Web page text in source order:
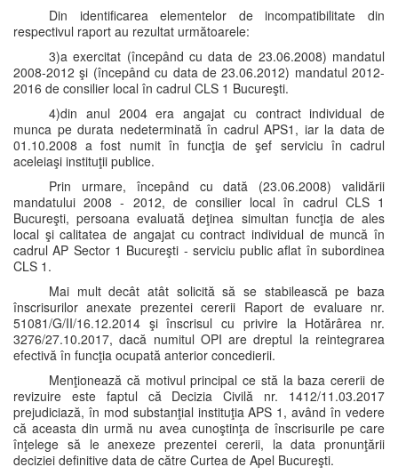
Din identificarea elementelor de incompatibilitate din
respectivul raport au rezultat următoarele:
3)a exercitat (începând cu data de 23.06.2008) mandatul
2008-2012 şi (începând cu data de 23.06.2012) mandatul 2012-
2016 de consilier local în cadrul CLS 1 Bucureşti.
4)din anul 2004 era angajat cu contract individual de
munca pe durata nedeterminată în cadrul APS1, iar la data de
01.10.2008 a fost numit în funcţia de şef serviciu în cadrul
aceleiaşi instituţii publice.
Prin urmare, începând cu dată (23.06.2008) validării
mandatului 2008 - 2012, de consilier local în cadrul CLS 1
Bucureşti, persoana evaluată deţinea simultan funcţia de ales
local şi calitatea de angajat cu contract individual de muncă în
cadrul AP Sector 1 Bucureşti - serviciu public aflat în subordinea
CLS 1.
Mai mult decât atât solicită să se stabilească pe baza
înscrisurilor anexate prezentei cererii Raport de evaluare nr.
51081/G/II/16.12.2014 şi înscrisul cu privire la Hotărârea nr.
3276/27.10.2017, dacă numitul OPI are dreptul la reintegrarea
efectivă în funcţia ocupată anterior concedierii.
Menţionează că motivul principal ce stă la baza cererii de
revizuire este faptul că Decizia Civilă nr. 1412/11.03.2017
prejudiciază, în mod substanţial instituţia APS 1, având în vedere
că aceasta din urmă nu avea cunoştinţa de înscrisurile pe care
înţelege să le anexeze prezentei cererii, la data pronunţării
deciziei definitive data de către Curtea de Apel Bucureşti.